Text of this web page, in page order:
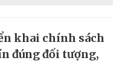
khai chính sách
đúng đối tượng,